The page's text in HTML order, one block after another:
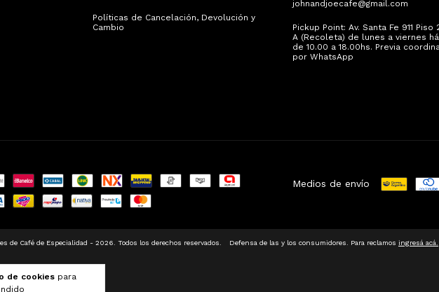
de cookies para
Políticas de Cancelación, Devolución y
Cambio
johnandjoecafe@gmail.com
Pickup Point: Av. Santa Fe 911 Piso
A (Recoleta) de lunes a viernes
de 10.00 a 18.00hs. Previa
por WhatsApp
Medios de envío
de Café de Especialidad - 2026. Todos los derechos reservados. Defensa de las y los consumidores. Para reclamos ingresá acá.